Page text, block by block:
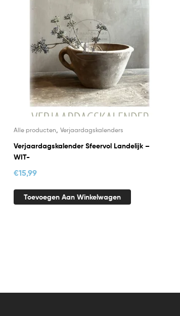
Alle producten Verjaardagskalenders
Verjaardagskalender Sfeervol Landelijk –
WIT-
€15,99
Toevoegen Aan Winkelwagen